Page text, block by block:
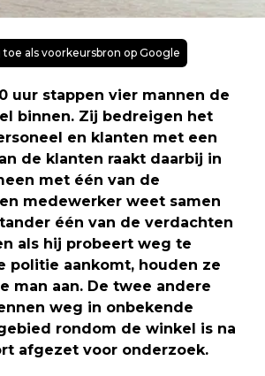
toe als voorkeursbron op Google
uur stappen vier mannen de
binnen. Zij bedreigen het
en klanten met een
de klanten raakt daarbij in
met één van de
medewerker weet samen
één van de verdachten
als hij probeert weg te
politie aankomt, houden ze
man aan. De twee andere
weg in onbekende
rondom de winkel is na
afgezet voor onderzoek.